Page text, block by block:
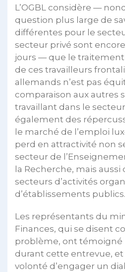
L’OGBL considère —
question plus large de
différentes pour le
secteur privé sont
jours — que le traitement
de ces travailleurs
allemands n’est pas
comparaison aux autres
travaillant dans le secteur
également des
le marché de l’emploi
perd en attractivité non
secteur de
la Recherche, mais aussi
secteurs d’activités
d’établissements publics.
Les représentants du
Finances, qui se disent
problème, ont témoigné
durant cette entrevue,
volonté d’engager un